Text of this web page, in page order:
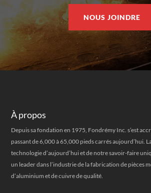
NOUS JOINDRE
À propos
Depuis sa fondation en 1975, Fondrémy Inc. s’est
passant de 6,000 à 65,000 pieds carrés aujourd’hui.
technologie d’aujourd’hui et de notre savoir-faire
un leader dans l’industrie de la fabrication de pièces
d’aluminium et de cuivre de qualité.